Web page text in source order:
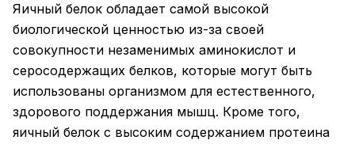
Яичный белок обладает самой высокой
биологической ценностью из-за своей
совокупности незаменимых аминокислот и
серосодержащих белков, которые могут быть
использованы организмом для естественного,
здорового поддержания мышц. Кроме того,
яичный белок с высоким содержанием протеина